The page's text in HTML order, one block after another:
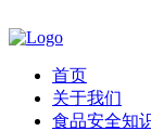
首页
关于我们
食品安全知